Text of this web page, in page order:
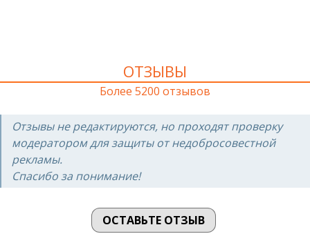
ОТЗЫВЫ
Более 5200 отзывов
Отзывы не редактируются, но проходят проверку
модератором для защиты от недобросовестной
рекламы.
Спасибо за понимание!
ОСТАВЬТЕ ОТЗЫВ